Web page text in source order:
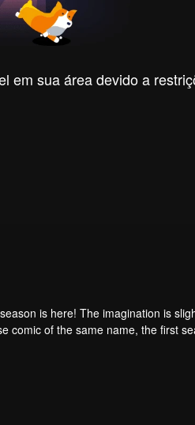
em sua área devido a
is here! The imagination is
comic of the same name, the first